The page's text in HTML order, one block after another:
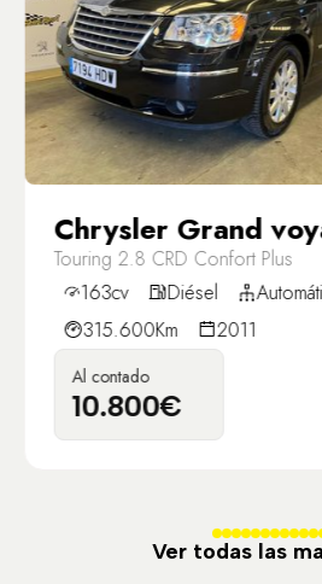
Chrysler Grand
Touring 2.8 CRD Confort Plus
163cv
Diésel
315.600Km
2011
Al contado
10.800€
Ver todas las